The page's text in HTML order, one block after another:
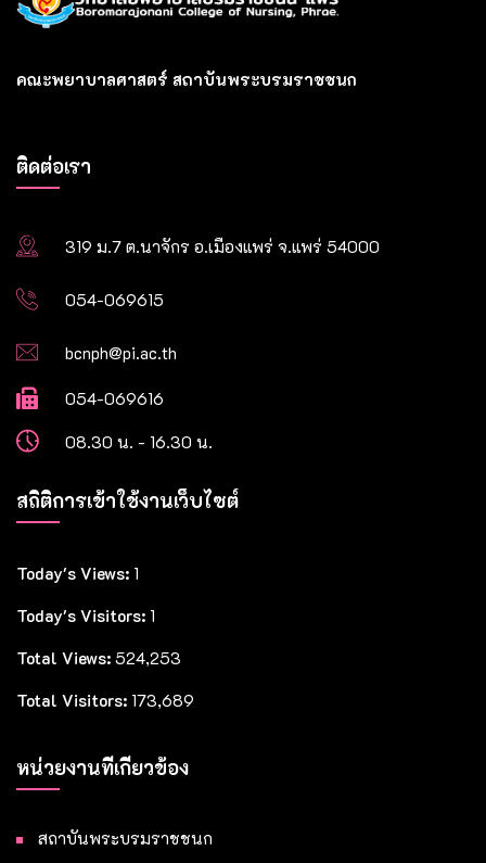
คณะพยาบาลศาสตร์ สถาบันพระบรมราชชนก
ติดต่อเรา
319 ม.7 ต.นาจักร อ.เมืองแพร่ จ.แพร่ 54000
054-069615
bcnph@pi.ac.th
054-069616
08.30 น. - 16.30 น.
สถิติการเข้าใช้งานเว็บไซต์
Today's Views: 1
Today's Visitors: 1
Total Views: 524,253
Total Visitors: 173,689
หน่วยงานที่เกี่ยวข้อง
สถาบันพระบรมราชชนก